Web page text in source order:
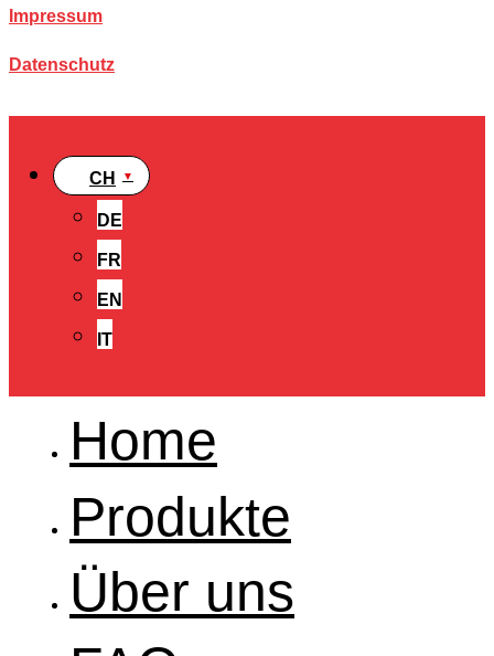
Impressum
Datenschutz
CH
DE
FR
EN
IT
Home
Produkte
Über uns